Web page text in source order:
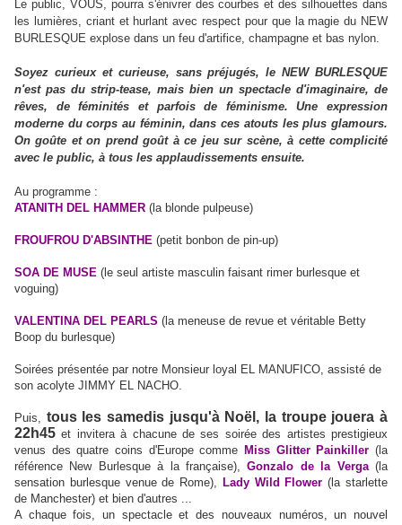
Le public, VOUS, pourra s'énivrer des courbes et des silhouettes dans
les lumières, criant et hurlant avec respect pour que la magie du NEW
BURLESQUE explose dans un feu d'artifice, champagne et bas nylon.
Soyez curieux et curieuse, sans préjugés, le NEW BURLESQUE
n'est pas du strip-tease, mais bien un spectacle d'imaginaire, de
rêves, de féminités et parfois de féminisme. Une expression
moderne du corps au féminin, dans ces atouts les plus glamours.
On goûte et on prend goût à ce jeu sur scène, à cette complicité
avec le public, à tous les applaudissements ensuite.
Au programme :
ATANITH DEL HAMMER (la blonde pulpeuse)
FROUFROU D'ABSINTHE (petit bonbon de pin-up)
SOA DE MUSE (le seul artiste masculin faisant rimer burlesque et
voguing)
VALENTINA DEL PEARLS (la meneuse de revue et véritable Betty
Boop du burlesque)
Soirées présentée par notre Monsieur loyal EL MANUFICO, assisté de
son acolyte JIMMY EL NACHO.
Puis, tous les samedis jusqu'à Noël, la troupe jouera à
22h45 et invitera à chacune de ses soirée des artistes prestigieux
venus des quatre coins d'Europe comme Miss Glitter Painkiller (la
référence New Burlesque à la française),Gonzalo de la Verga(la
sensation burlesque venue de Rome), Lady Wild Flower (la starlette
de Manchester) et bien d'autres ...
A chaque fois, un spectacle et des nouveaux numéros, un nouvel